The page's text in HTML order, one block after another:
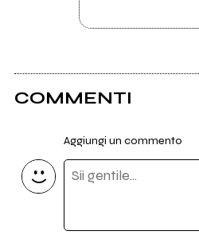
COMMENTI
Aggiungi un commento